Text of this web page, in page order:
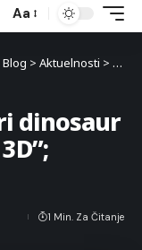
Aa
Blog > Aktuelnosti >
dinosaur
1 Min. Za Čitanje